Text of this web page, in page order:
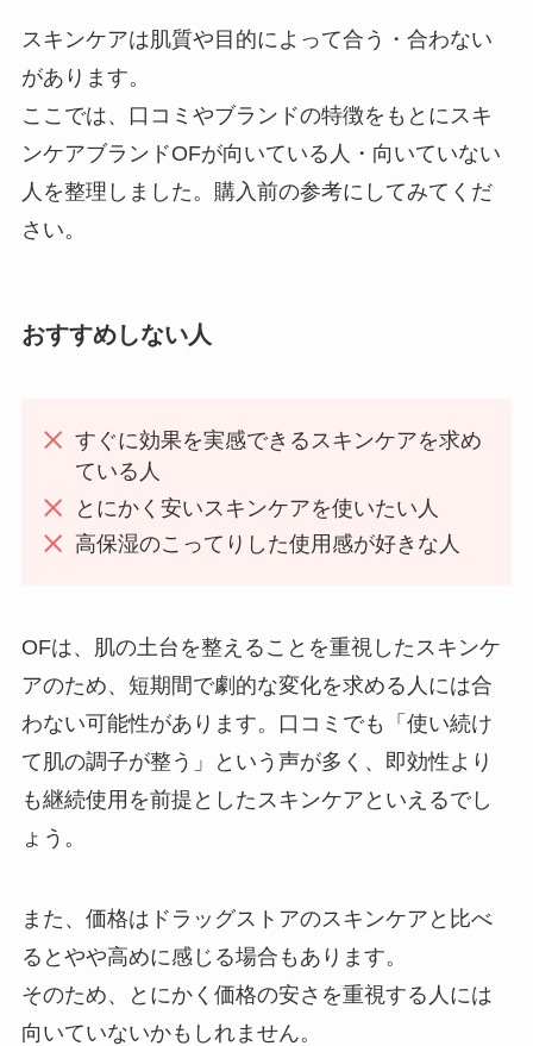
スキンケアは肌質や目的によって合う・合わない
があります。
ここでは、口コミやブランドの特徴をもとにスキ
ンケアブランドOFが向いている人・向いていない
人を整理しました。購入前の参考にしてみてくだ
さい。
おすすめしない人
すぐに効果を実感できるスキンケアを求め
ている人
とにかく安いスキンケアを使いたい人
高保湿のこってりした使用感が好きな人
OFは、肌の土台を整えることを重視したスキンケ
アのため、短期間で劇的な変化を求める人には合
わない可能性があります。口コミでも「使い続け
て肌の調子が整う」という声が多く、即効性より
も継続使用を前提としたスキンケアといえるでし
ょう。
また、価格はドラッグストアのスキンケアと比べ
るとやや高めに感じる場合もあります。
そのため、とにかく価格の安さを重視する人には
向いていないかもしれません。